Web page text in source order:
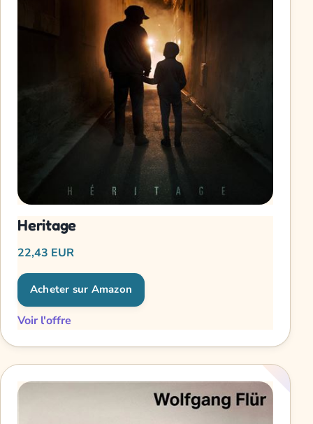
Heritage
22,43 EUR
Acheter sur Amazon
Voir l'offre